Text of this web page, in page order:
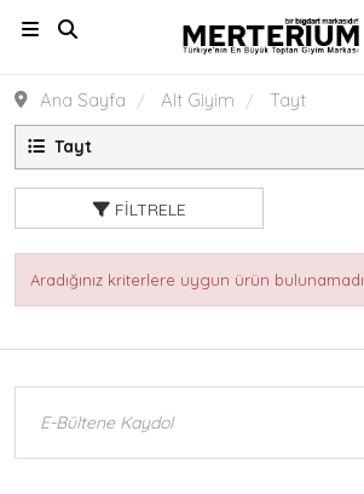
Ana Sayfa Alt Giyim Tayt
Tayt
FILTRELE
Aradığınız kriterlere uygun ürün bulunamadı